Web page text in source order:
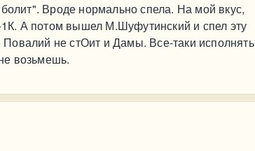
Вроде нормально спела. На мой вкус,
А потом вышел М.Шуфутинский и спел эту
не стОит и Дамы. Все-таки исполнять
возьмешь.